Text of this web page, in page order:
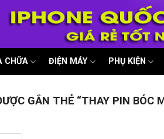
CHỮA ĐIỆN MÁY PHỤ KIỆN
GẮN THẺ “THAY PIN BÓC